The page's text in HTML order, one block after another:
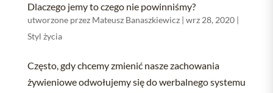
Dlaczego jemy to czego nie powinniśmy?
utworzone przez Mateusz Banaszkiewicz| wrz 28, 2020|
Styl życia
Często, gdy chcemy zmienić nasze zachowania
żywieniowe odwołujemy się do werbalnego systemu